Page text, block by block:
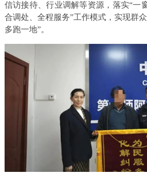
信访接待、行业调解等资源，落实“一
合调处、全程服务”工作模式，实现群
多跑一地”。